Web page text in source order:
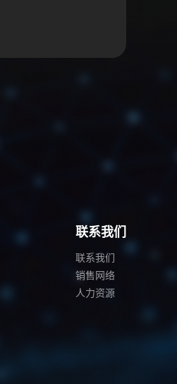
联系我们
联系我们
销售网络
人力资源